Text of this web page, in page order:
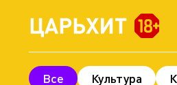
Все Культура